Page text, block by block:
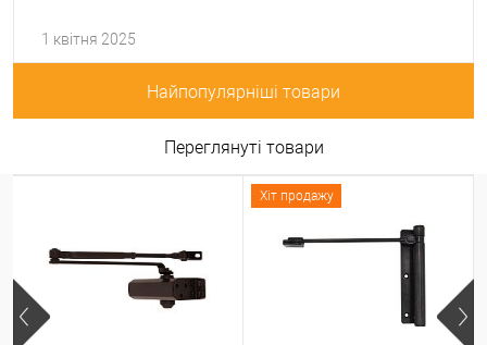
1 квітня 2025
Найпопулярніші товари
Переглянуті товари
Хіт продажу